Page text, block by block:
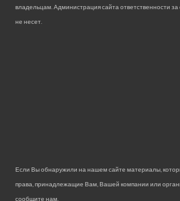
владельцам. Администрация сайта ответственности
не несет.
Если Вы обнаружили на нашем сайте материалы,
права, принадлежащие Вам, Вашей компании или
сообщите нам.